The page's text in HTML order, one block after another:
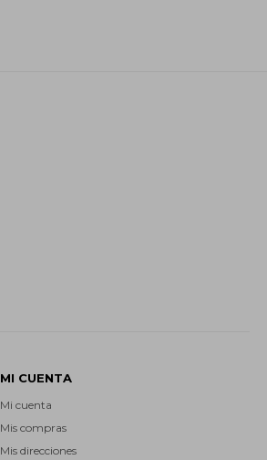
MI CUENTA
Mi cuenta
Mis compras
Mis direcciones